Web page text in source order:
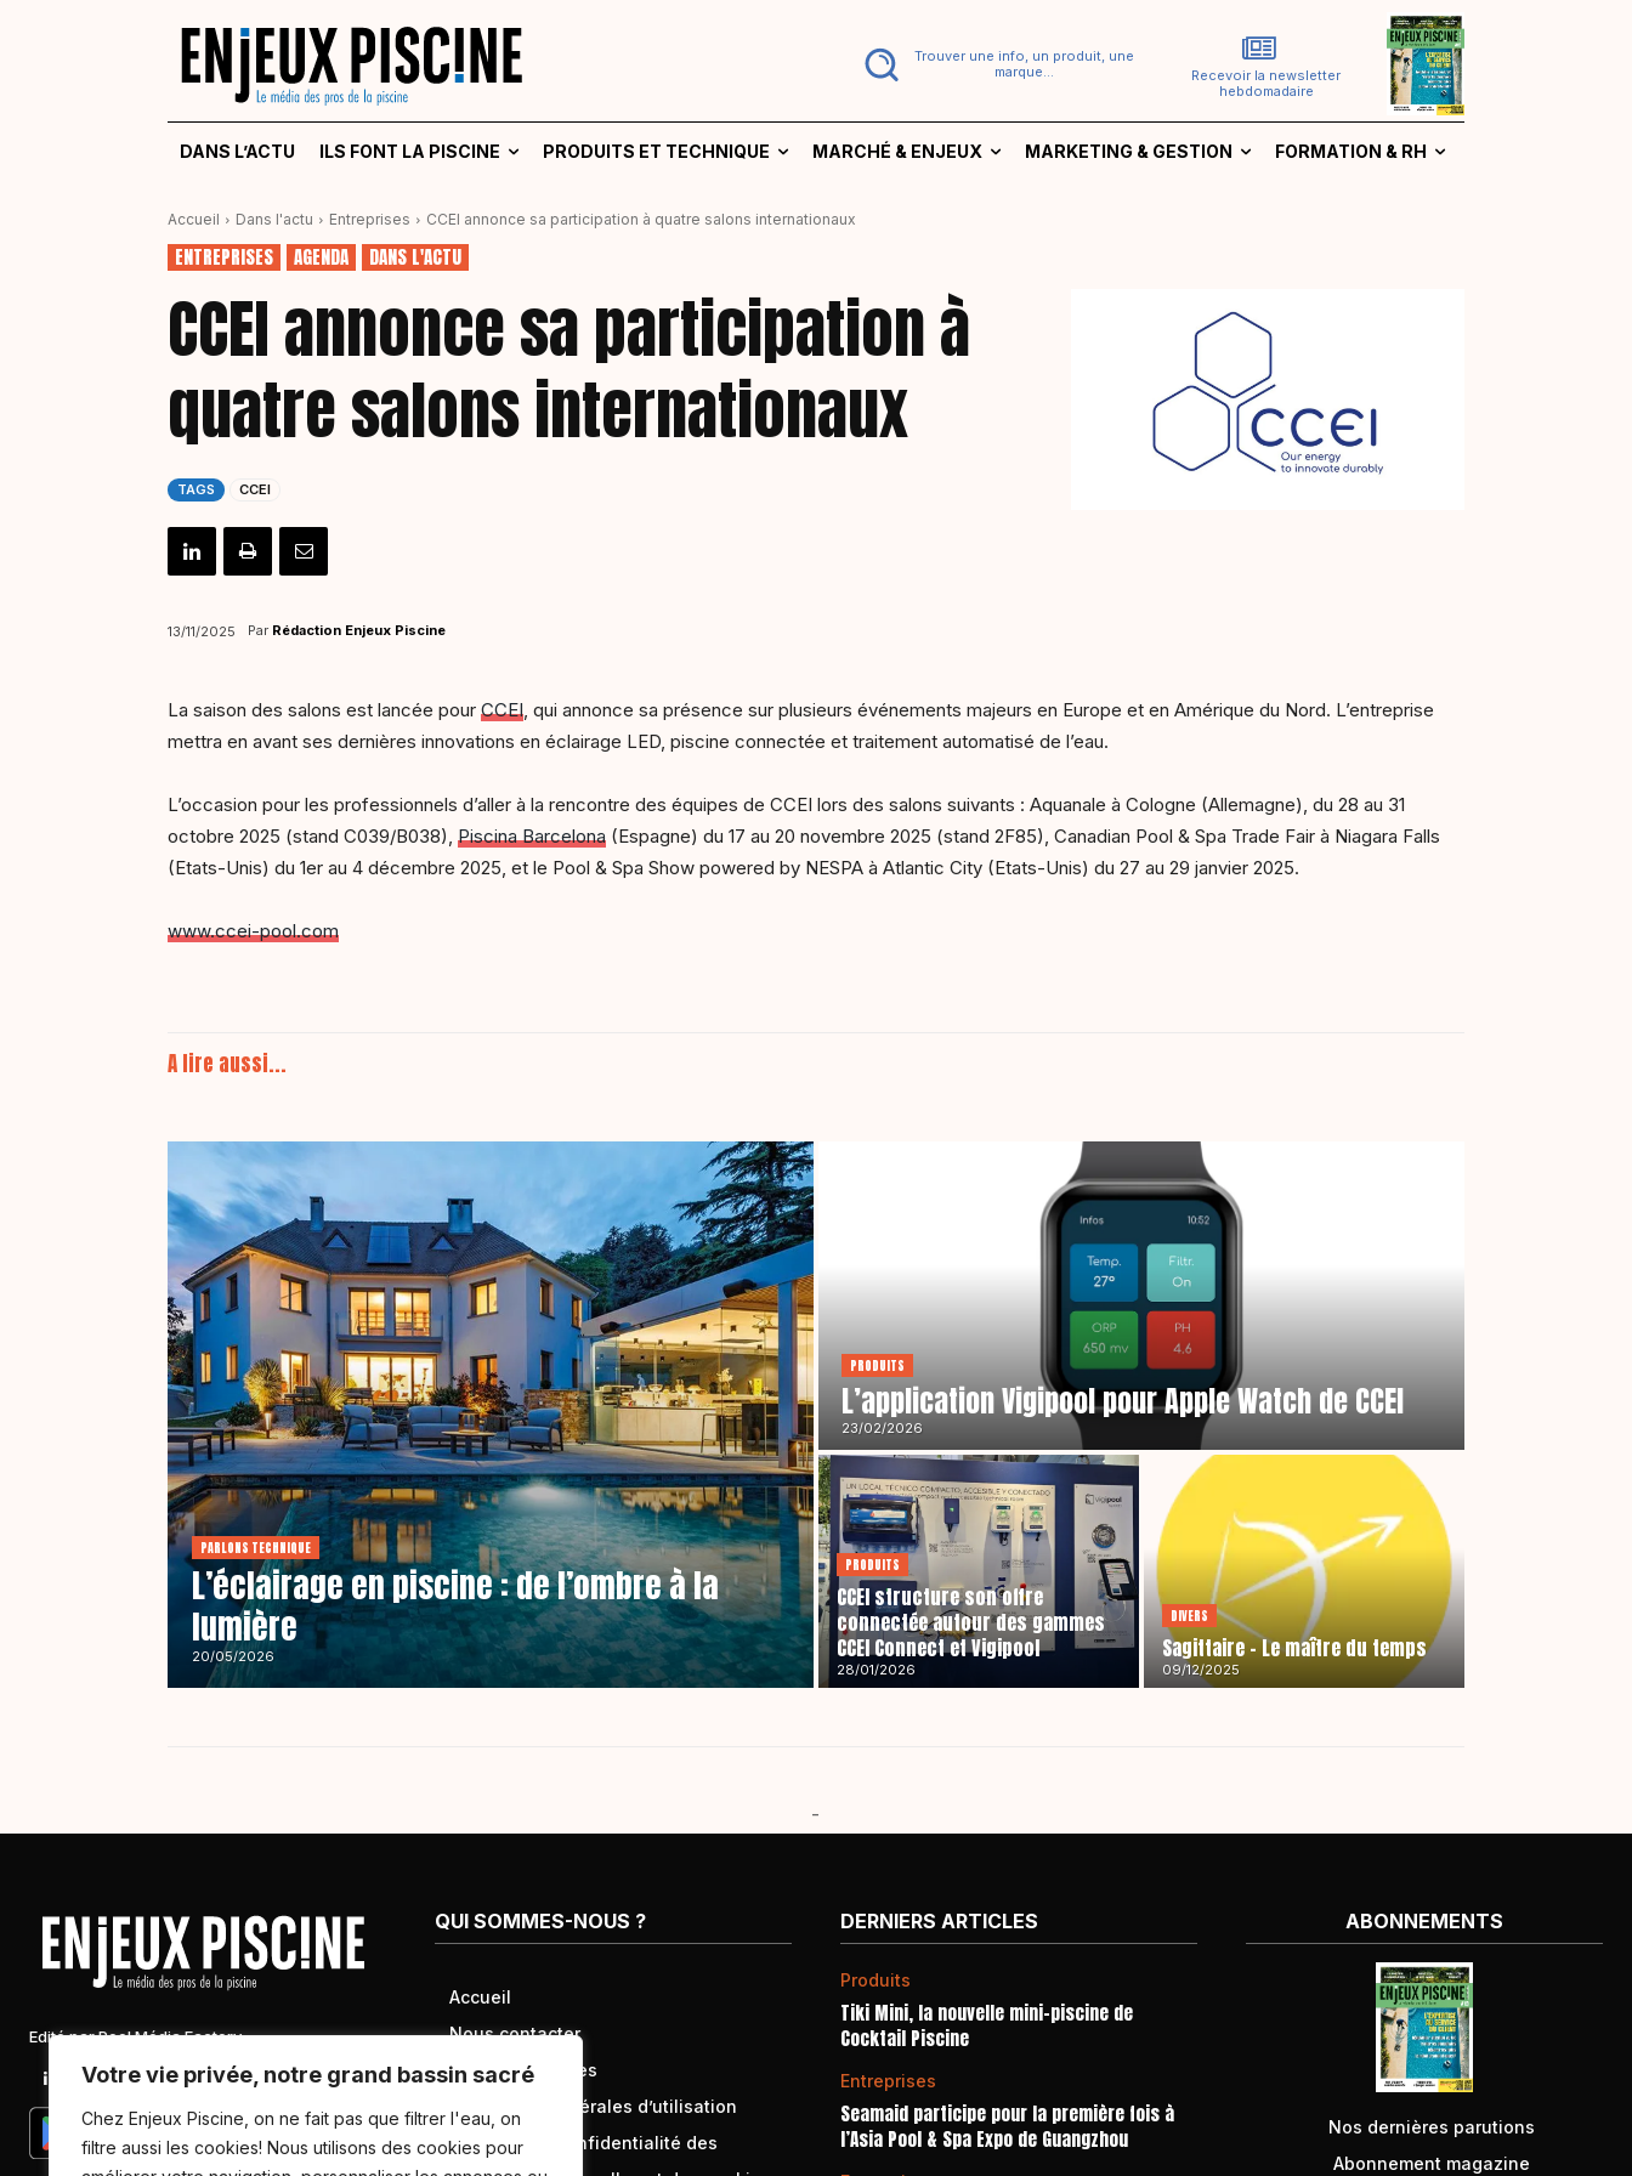
Votre vie privée, notre grand bassin sacré
Chez Enjeux Piscine, on ne fait pas que filtrer l'eau, on
filtre aussi les cookies! Nous utilisons des cookies pour
Trouver une info, un produit, une
marque...
Recevoir la newsletter
hebdomadaire
DANS L’ACTU ILS FONT LA PISCINE PRODUITS ET TECHNIQUE MARCHÉ & ENJEUX MARKETING & GESTION FORMATION & RH
Accueil Dans l'actu Entreprises CCEI annonce sa participation à quatre salons internationaux
ENTREPRISES AGENDA DANS L'ACTU
CCEI annonce sa participation à
quatre salons internationaux
TAGS CCEI
13/11/2025 Par Rédaction Enjeux Piscine
La saison des salons est lancée pour CCEI, qui annonce sa présence sur plusieurs événements majeurs en Europe et en Amérique du Nord. L’entreprise
mettra en avant ses dernières innovations en éclairage LED, piscine connectée et traitement automatisé de l’eau.
L’occasion pour les professionnels d’aller à la rencontre des équipes de CCEI lors des salons suivants : Aquanale à Cologne (Allemagne), du 28 au 31
octobre 2025 (stand C039/B038), Piscina Barcelona (Espagne) du 17 au 20 novembre 2025 (stand 2F85), Canadian Pool & Spa Trade Fair à Niagara Falls
(Etats-Unis) du 1er au 4 décembre 2025, et le Pool & Spa Show powered by NESPA à Atlantic City (Etats-Unis) du 27 au 29 janvier 2025.
www.ccei-pool.com
A lire aussi...
PARLONS TECHNIQUE
L’éclairage en piscine : de l’ombre à la
lumière
20/05/2026
PRODUITS
L’application Vigipool pour Apple Watch de CCEI
23/02/2026
PRODUITS
CCEI structure son offre
connectée autour des gammes
CCEI Connect et Vigipool
28/01/2026
DIVERS
Sagittaire – Le maître du temps
09/12/2025
-
Edité par Pool Média Factory
Linkedin Newsletter
QUI SOMMES-NOUS ?
Accueil
Nous contacter
Mentions légales
Conditions générales d’utilisation
Politique de confidentialité des
DERNIERS ARTICLES
Produits
Tiki Mini, la nouvelle mini-piscine de
Cocktail Piscine
Entreprises
Seamaid participe pour la première fois à
l’Asia Pool & Spa Expo de Guangzhou
ABONNEMENTS
Nos dernières parutions
Abonnement magazine